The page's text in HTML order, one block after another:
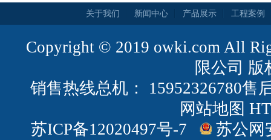
关于我们 新闻中心 产品展示 工程案例
Copyright © 2019 owki.com All
限公司 版
销售热线总机： 15952326780售
网站地图
苏ICP备12020497号-7
苏公网